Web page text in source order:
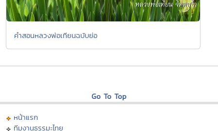
คำสอนหลวงพ่อเทียนฉบับย่อ
Go To Top
หน้าแรก
ทีมงานธรรมะไทย